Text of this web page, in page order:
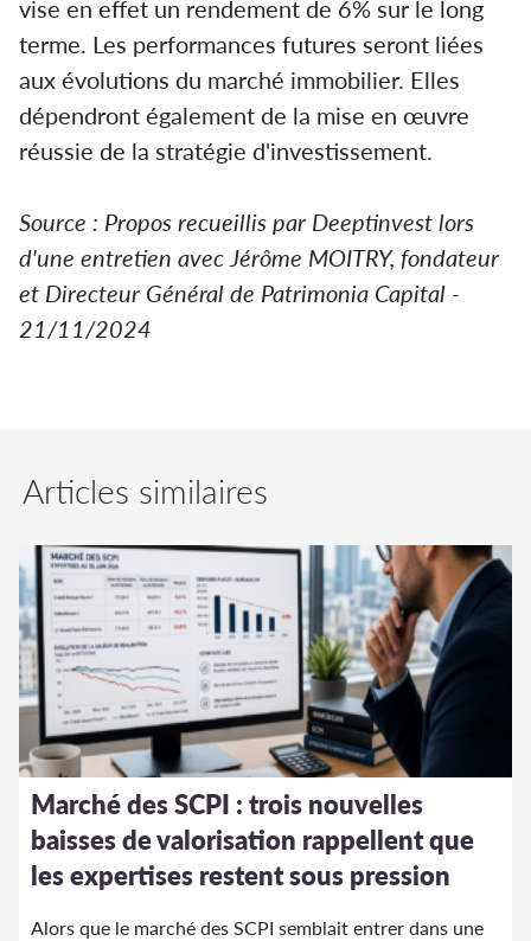
vise en effet un rendement de 6% sur le long
terme. Les performances futures seront liées
aux évolutions du marché immobilier. Elles
dépendront également de la mise en œuvre
réussie de la stratégie d'investissement.
Source : Propos recueillis par Deeptinvest lors
d'une entretien avec Jérôme MOITRY, fondateur
et Directeur Général de Patrimonia Capital -
21/11/2024
Articles similaires
Marché des SCPI : trois nouvelles
baisses de valorisation rappellent que
les expertises restent sous pression
Alors que le marché des SCPI semblait entrer dans une